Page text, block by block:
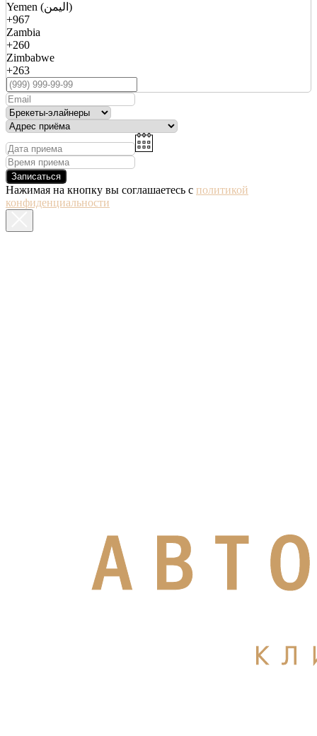
Yemen (اليمن)
+967
Zambia
+260
Zimbabwe
+263
Записаться
Нажимая на кнопку вы соглашаетесь с политикой
конфиденциальности